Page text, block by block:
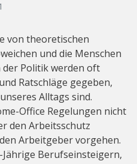
von theoretischen
und die Menschen
der Politik werden oft
Ratschläge gegeben,
Alltags sind.
Office Regelungen nicht
den Arbeitsschutz
Arbeitgeber vorgehen.
Jährige Berufseinsteigern,